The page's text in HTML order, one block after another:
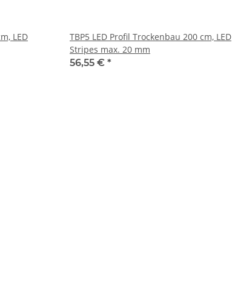
LED
TBP5 LED Profil Trockenbau 200 cm, LED
Stripes max. 20 mm
56,55 € *